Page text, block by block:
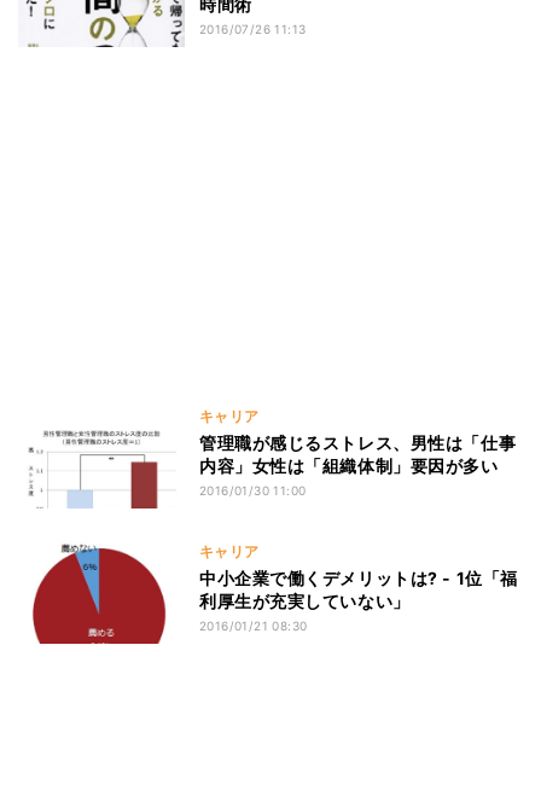
時間術
2016/07/26 11:13
キャリア
管理職が感じるストレス、男性は「仕事
内容」女性は「組織体制」要因が多い
2016/01/30 11:00
キャリア
中小企業で働くデメリットは? - 1位「福
利厚生が充実していない」
2016/01/21 08:30